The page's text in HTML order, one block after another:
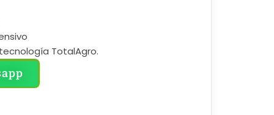
TotalAgro.